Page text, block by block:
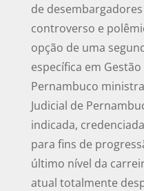
de
controverso e
opção de uma
específica em
Pernambuco
Judicial de
indicada,
para fins de
último nível da
atual totalmente